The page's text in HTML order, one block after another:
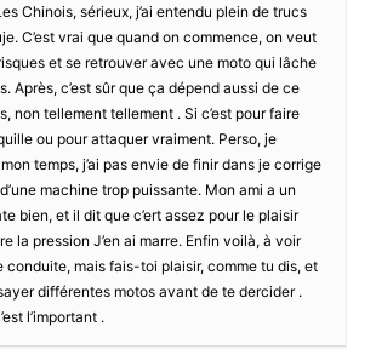
Chinois, sérieux, j’ai entendu plein de trucs
C’est vrai que quand on commence, on veut
et se retrouver avec une moto qui lâche
Après, c’est sûr que ça dépend aussi de ce
non tellement tellement . Si c’est pour faire
ou pour attaquer vraiment. Perso, je
temps, j’ai pas envie de finir dans je corrige
machine trop puissante. Mon ami a un
bien, et il dit que c’ert assez pour le plaisir
la pression J’en ai marre. Enfin voilà, à voir
conduite, mais fais-toi plaisir, comme tu dis, et
différentes motos avant de te dercider .
l’important .